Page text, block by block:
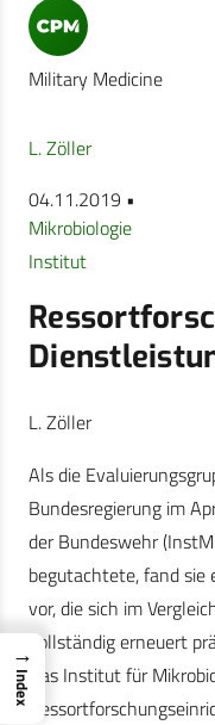
Military Medicine
L. Zöller
04.11.2019 •
Mikrobiologie
Institut
L. Zöller
Als die
Bundesregierung im
der Bundeswehr
begutachtete, fand sie
vor, die sich im
vollständig erneuert
Das Institut für
→
Index